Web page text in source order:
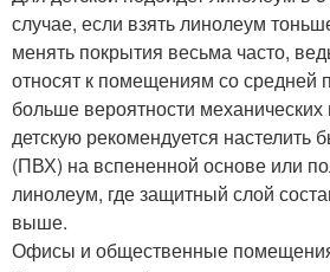
случае, если взять линолеум
менять покрытия весьма часто,
относят к помещениям со средней
больше вероятности
детскую рекомендуется настелить
(ПВХ) на вспененной основе или
линолеум, где защитный слой
выше.
Офисы и общественные